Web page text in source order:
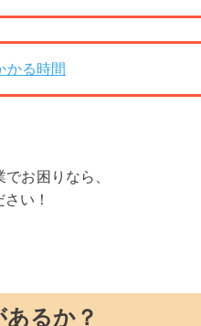
かる時間
お困りなら、
い！
るか？